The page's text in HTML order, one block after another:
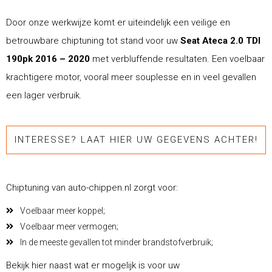
Door onze werkwijze komt er uiteindelijk een veilige en
betrouwbare chiptuning tot stand voor uw Seat Ateca 2.0 TDI
190pk 2016 – 2020 met verbluffende resultaten. Een voelbaar
krachtigere motor, vooral meer souplesse en in veel gevallen
een lager verbruik.
INTERESSE? LAAT HIER UW GEGEVENS ACHTER!
Chiptuning van auto-chippen.nl zorgt voor:
Voelbaar meer koppel;
Voelbaar meer vermogen;
In de meeste gevallen tot minder brandstofverbruik;
Bekijk hier naast wat er mogelijk is voor uw